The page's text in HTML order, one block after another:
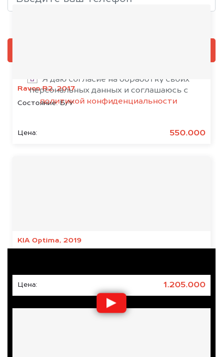
Ravon R2, 2017
Состояние:Б/У
Цена: 550.000
KIA Optima, 2019
Цена: 1.205.000
Я даю согласие на обработку своих
персональных данных и соглашаюсь с
политикой конфиденциальности